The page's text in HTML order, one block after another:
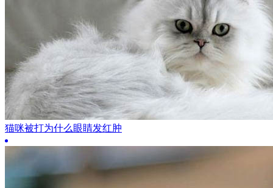
猫咪被打为什么眼睛发红肿